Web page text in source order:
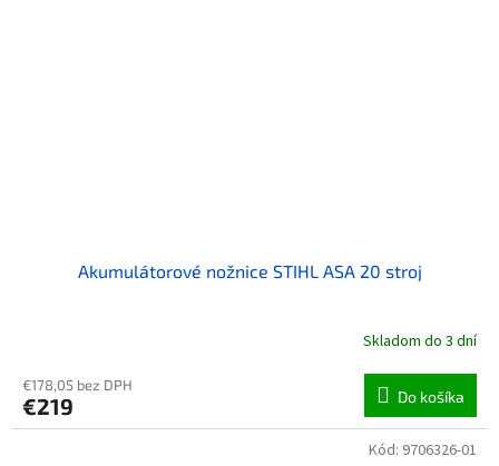
Akumulátorové nožnice STIHL ASA 20 stroj
Skladom do 3 dní
€178,05 bez DPH
€219 Do košíka
Kód: 9706326-01